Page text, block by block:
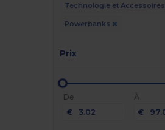
Technologie et Accessoires
Powerbanks
Prix
De
€
À
€